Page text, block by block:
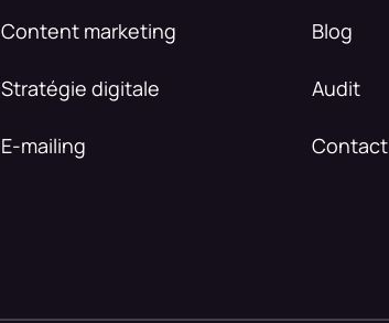
Content marketing
Stratégie digitale
E-mailing
Blog
Audit
Contact